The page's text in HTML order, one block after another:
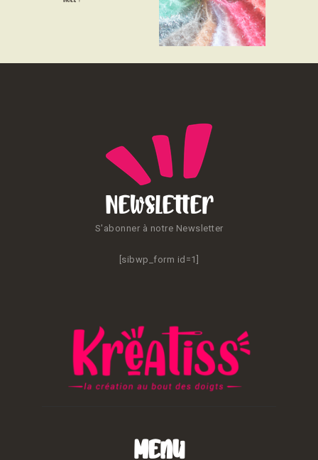
CONTACT
Newsletter
S'abonner à notre Newsletter
[sibwp_form id=1]
Menu